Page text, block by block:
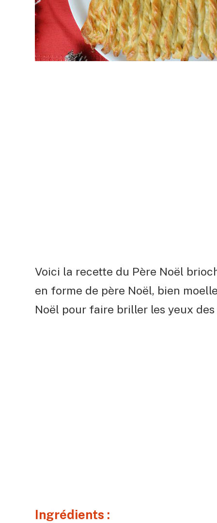
Voici la recette du Père Noël
en forme de père Noël, bien
Noël pour faire briller les yeux
Ingrédients :